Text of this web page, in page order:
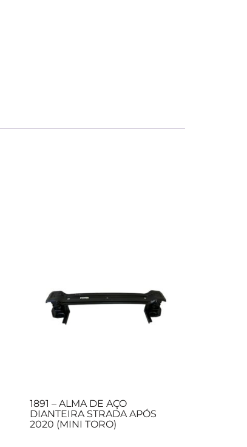
1891 – ALMA DE AÇO
DIANTEIRA STRADA APÓS
2020 (MINI TORO)